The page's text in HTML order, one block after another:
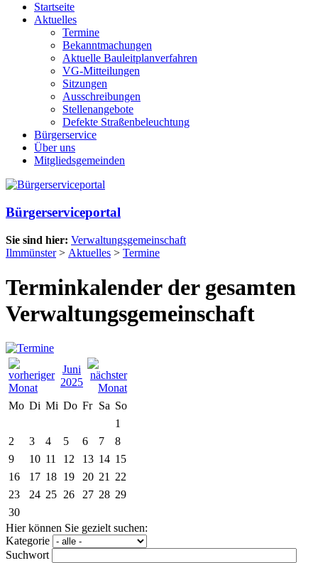
Startseite
Aktuelles
Termine
Bekanntmachungen
Aktuelle Bauleitplanverfahren
VG-Mitteilungen
Sitzungen
Ausschreibungen
Stellenangebote
Defekte Straßenbeleuchtung
Bürgerservice
Über uns
Mitgliedsgemeinden
Bürgerserviceportal
Sie sind hier: Verwaltungsgemeinschaft
Ilmmünster> Aktuelles > Termine
Terminkalender der gesamten
Verwaltungsgemeinschaft
Juni
2025
Mo Di Mi Do Fr Sa So
1
2
3 4 5 6 7
8
9
10 11 12 13 14 15
16
17 18 19 20 21
22
23
24 25 26 27 28 29
30
Hier können Sie gezielt suchen:
Kategorie
Suchwort